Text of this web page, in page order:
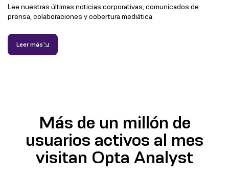
Lee nuestras últimas noticias corporativas, comunicados de
prensa, colaboraciones y cobertura mediática.
Leer más
Más de un millón de
usuarios activos al mes
visitan Opta Analyst